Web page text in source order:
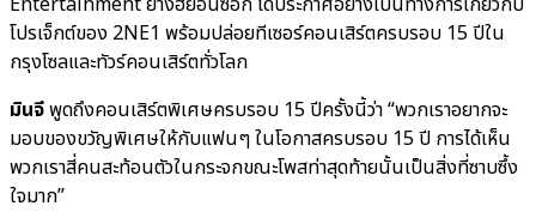
โปรเจ็กต์ของ 2NE1 พร้อมปล่อยทีเซอร์คอนเสิร์ตครบรอบ 15 ปีใน
กรุงโซลและทัวร์คอนเสิร์ตทั่วโลก
มินจีพูดถึงคอนเสิร์ตพิเศษครบรอบ 15 ปีครั้งนี้ว่า “พวกเราอยากจะ
มอบของขวัญพิเศษให้กับแฟนๆ ในโอกาสครบรอบ 15 ปี การได้เห็น
พวกเราสี่คนสะท้อนตัวในกระจกขณะโพสท่าสุดท้ายนั้นเป็นสิ่งที่ซาบซึ้ง
ใจมาก”